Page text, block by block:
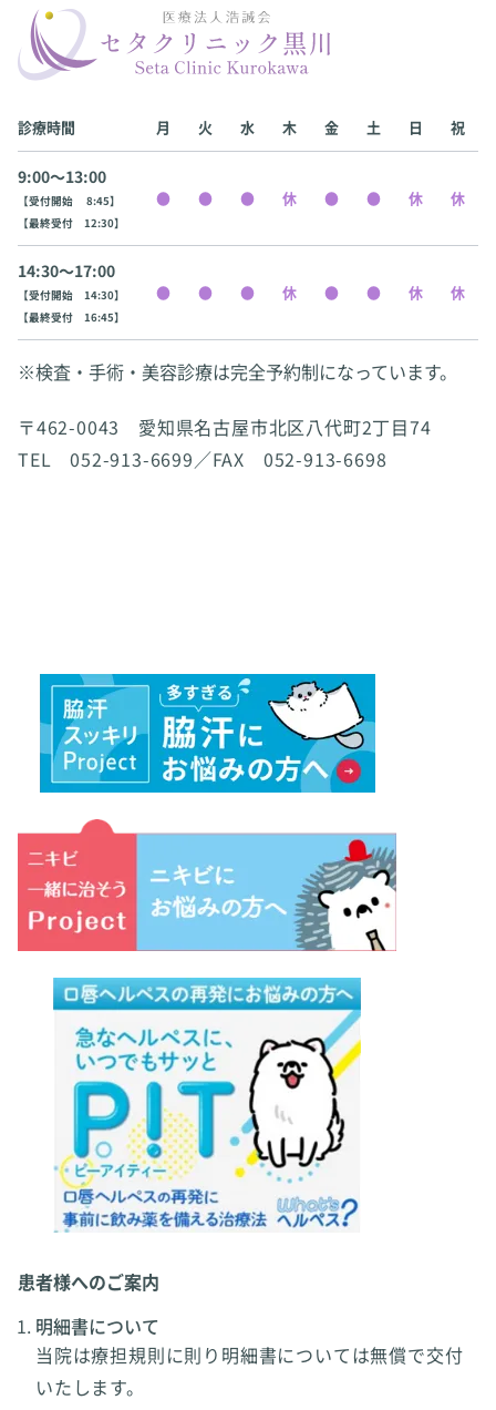
診療時間 月 火 水 木 金 土 日 祝
9:00〜13:00
【受付開始 8:45】
【最終受付 12:30】
14:30〜17:00
【受付開始 14:30】
【最終受付 16:45】
※検査・手術・美容診療は完全予約制になっています。
〒462-0043 愛知県名古屋市北区八代町2丁目74
TEL 052-913-6699／FAX 052-913-6698
患者様へのご案内
明細書について
当院は療担規則に則り明細書については無償で交付
いたします。